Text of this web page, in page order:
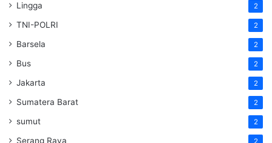
Lingga 2
TNI-POLRI 2
Barsela 2
Bus 2
Jakarta 2
Sumatera Barat 2
sumut 2
Serang Raya 2